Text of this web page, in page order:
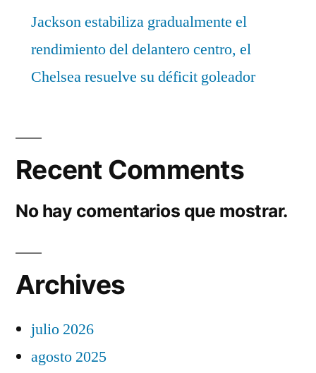
Jackson estabiliza gradualmente el
rendimiento del delantero centro, el
Chelsea resuelve su déficit goleador
Recent Comments
No hay comentarios que mostrar.
Archives
julio 2026
agosto 2025